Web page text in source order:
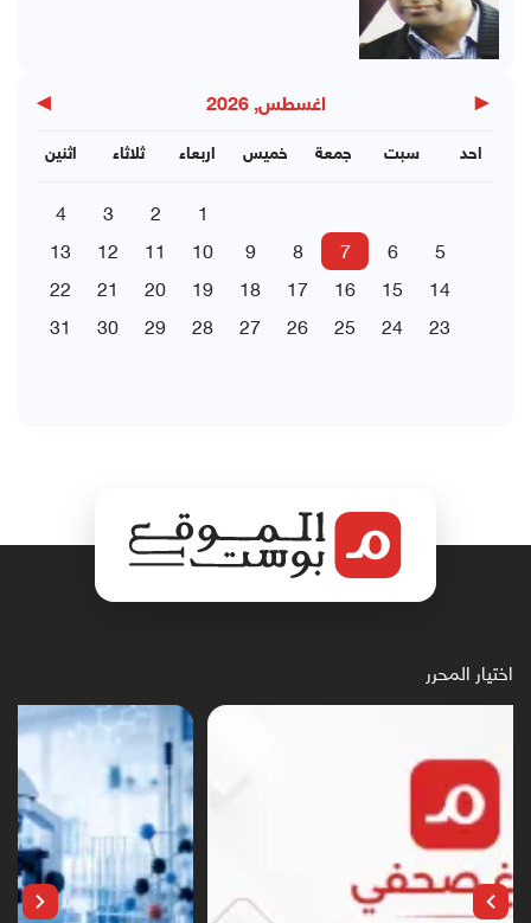
◀ اغسطس, 2026 ▶
اثنين ثلاثاء اربعاء خميس جمعة سبت احد
1
2
3
4
5
6
7
8
9
10
11
12
13
14
15
16
17
18
19
20
21
22
23
24
25
26
27
28
29
30
31
اختيار المحرر